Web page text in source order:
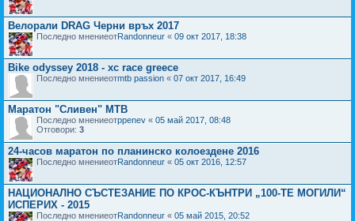
Велорали DRAG Черни връх 2017
Последно мнениеотRandonneur « 09 окт 2017, 18:38
Bike odyssey 2018 - xc race greece
Последно мнениеотmtb passion « 07 окт 2017, 16:49
Маратон "Сливен" MTB
Последно мнениеотppenev « 05 май 2017, 08:48
Отговори: 3
24-часов маратон по планинско колоездене 2016
Последно мнениеотRandonneur « 05 окт 2016, 12:57
НАЦИОНАЛНО СЪСТЕЗАНИЕ ПО КРОС-КЪНТРИ „100-ТЕ МОГИЛИ“
ИСПЕРИХ - 2015
Последно мнениеотRandonneur « 05 май 2015, 20:52